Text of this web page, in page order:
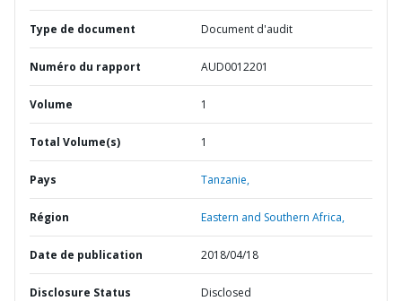
Type de document Document d'audit
Numéro du rapport AUD0012201
Volume 1
Total Volume(s) 1
Pays Tanzanie,
Région Eastern and Southern Africa,
Date de publication 2018/04/18
Disclosure Status Disclosed